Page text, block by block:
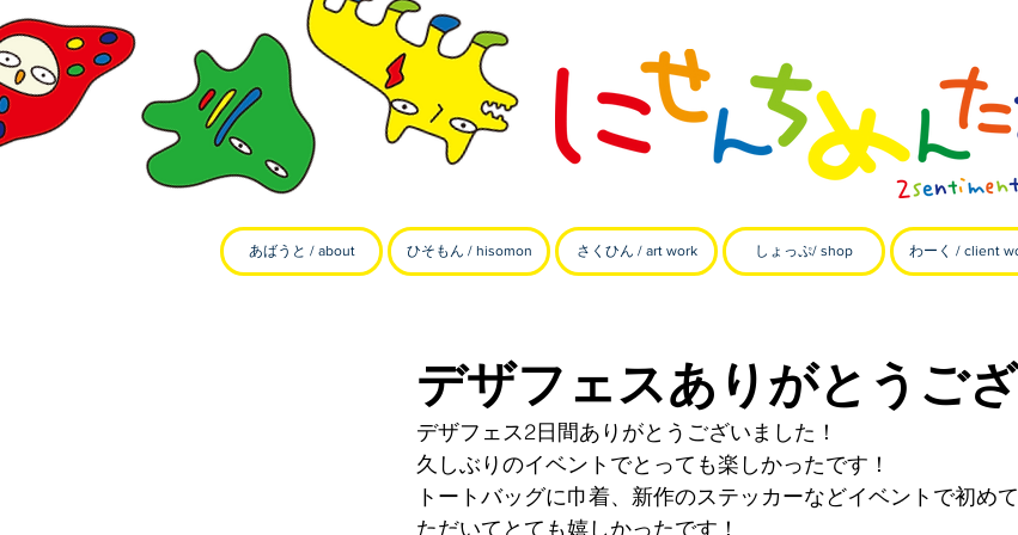
あばうと / about ひそもん / hisomon さくひん / art work しょっぷ/ shop わーく / client
デザフェスありがとうご
デザフェス2日間ありがとうございました！
久しぶりのイベントでとっても楽しかったです！
トートバッグに巾着、新作のステッカーなどイベントで初め
ただいてとても嬉しかったです！